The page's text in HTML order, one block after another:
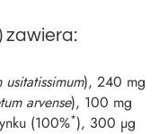
zawiera:
usitatissimum), 240 mg
arvense), 100 mg
(100%*), 300 µg